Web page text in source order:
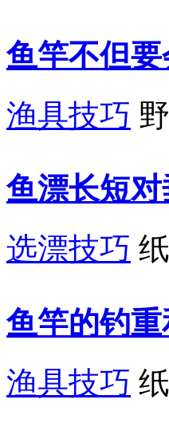
鱼竿不但
渔具技巧
鱼漂长短
选漂技巧
鱼竿的钓
渔具技巧